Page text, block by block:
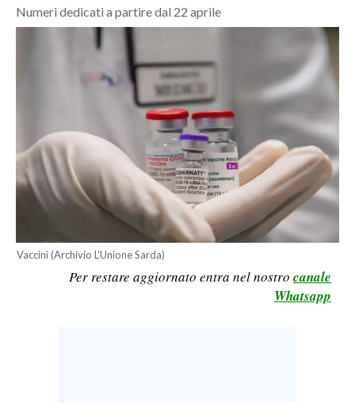
OGLIASTRA
POLITICA
ECONOMIA
SERVIZI ALLE IMPRESE
Numeri dedicati a partire dal 22 aprile
Vaccini (Archivio L'Unione Sarda)
Per restare aggiornato entra nel nostro canale
Whatsapp